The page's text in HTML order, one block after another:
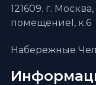
121609. г.
помещениеI, к.6
Набережные